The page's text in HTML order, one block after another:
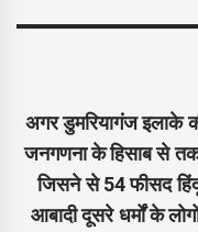
अगर डुमरियागंज इलाके
जनगणना के हिसाब से
जिसने से 54 फीसद
आबादी दूसरे धर्मों के